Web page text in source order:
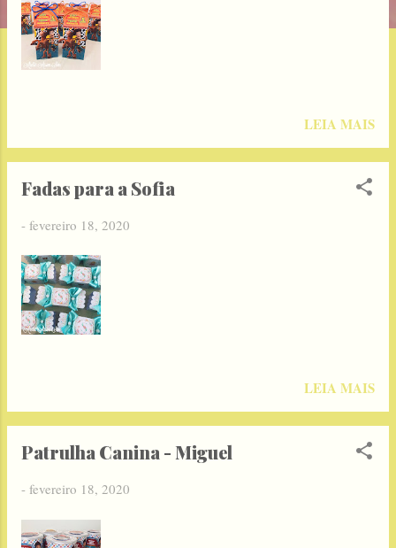
LEIA MAIS
Fadas para a Sofia
- fevereiro 18, 2020
LEIA MAIS
Patrulha Canina - Miguel
- fevereiro 18, 2020